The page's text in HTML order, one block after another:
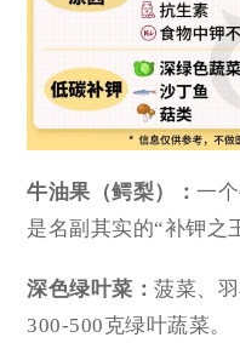
牛油果（鳄梨）：一
是名副其实的“补钾之
深色绿叶菜：菠菜、
300-500克绿叶蔬菜。